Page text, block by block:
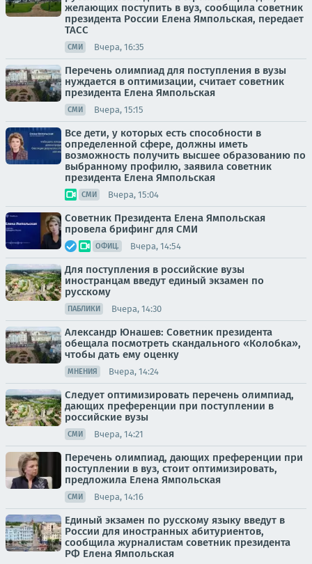
желающих поступить в вуз, сообщила советник
президента России Елена Ямпольская, передает
ТАСС
СМИ Вчера, 16:35
Перечень олимпиад для поступления в вузы
нуждается в оптимизации, считает советник
президента Елена Ямпольская
СМИ Вчера, 15:15
Все дети, у которых есть способности в
определенной сфере, должны иметь
возможность получить высшее образованию по
выбранному профилю, заявила советник
президента Елена Ямпольская
СМИ Вчера, 15:04
Советник Президента Елена Ямпольская
провела брифинг для СМИ
ОФИЦ. Вчера, 14:54
Для поступления в российские вузы
иностранцам введут единый экзамен по
русскому
ПАБЛИКИ Вчера, 14:30
Александр Юнашев: Советник президента
обещала посмотреть скандального «Колобка»,
чтобы дать ему оценку
МНЕНИЯ Вчера, 14:24
Следует оптимизировать перечень олимпиад,
дающих преференции при поступлении в
российские вузы
СМИ Вчера, 14:21
Перечень олимпиад, дающих преференции при
поступлении в вуз, стоит оптимизировать,
предложила Елена Ямпольская
СМИ Вчера, 14:16
Единый экзамен по русскому языку введут в
России для иностранных абитуриентов,
сообщила журналистам советник президента
РФ Елена Ямпольская